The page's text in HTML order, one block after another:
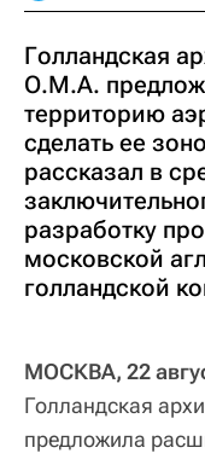
Голландская
О.М.А.
территорию
сделать ее
рассказал в
разработку
московской
голландской
МОСКВА, 22
Голландская
предложила